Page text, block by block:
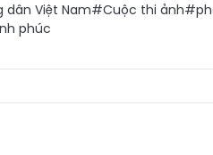
dân Việt Nam#Cuộc thi ảnh
phúc